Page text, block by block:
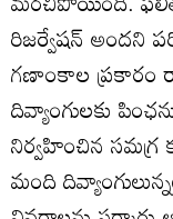
రిజర్వేషన్‌ అందని
గణాంకాల ప్రకారం
దివ్యాంగులకు
నిర్వహించిన సమగ్ర
మంది